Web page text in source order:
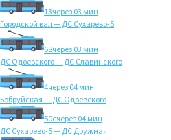
13через 03 мин
Городской вал — ДС Сухарево-5
68через 03 мин
ДС Одоевского — ДС Славинского
4через 04 мин
Бобруйская — ДС Одоевского
50счерез 04 мин
ДС Сухарево-5 — ДС Дружная